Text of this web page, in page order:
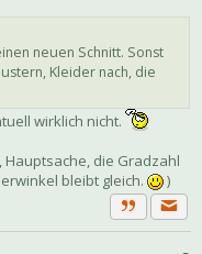
neuen Schnitt. Sonst
Kleider nach, die
wirklich nicht.
die Gradzahl
bleibt gleich.
)
Zitat